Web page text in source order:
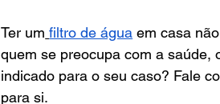
Ter um filtro de água em casa
quem se preocupa com a
indicado para o seu caso? Fale
para si.